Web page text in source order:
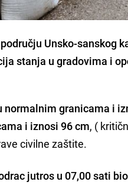
Unsko-sanskog
stanja u gradovima i
normalnim granicama i
i iznosi 96 cm, (
civilne zaštite.
jutros u 07,00 sati